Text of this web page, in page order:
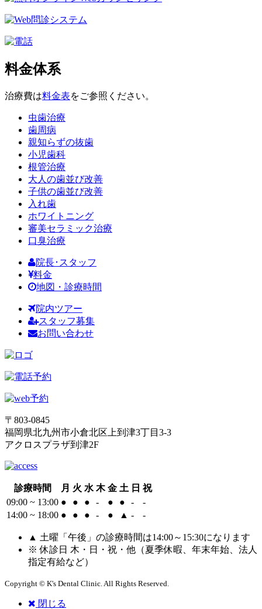
料金体系
治療費は料金表をご参照ください。
虫歯治療
歯周病
親知らずの抜歯
小児歯科
根管治療
大人の歯並び改善
子供の歯並び改善
入れ歯
ホワイトニング
審美セラミック治療
口臭治療
院長･スタッフ
料金
地図・診療時間
院内ツアー
スタッフ募集
お問い合わせ
〒803-0845
福岡県北九州市小倉北区上到津3丁目3-3
アクロスプラザ到津2F
診療時間 月 火 水 木 金 土 日 祝
09:00 ~ 13:00 ● ● ● - ● ● -
-
14:00 ~ 18:00 ● ● ● - ● ▲ - -
▲ 土曜「午後」の診療時間は14:00～15:30になります
※ 休診日 木・日・祝・他（夏季休暇、年末年始、法人
指定有給など）
Copyright © K's Dental Clinic. All Rights Reserved.
閉じる